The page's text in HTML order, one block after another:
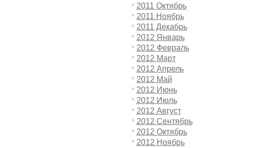
2011 Октябрь
2011 Ноябрь
2011 Декабрь
2012 Январь
2012 Февраль
2012 Март
2012 Апрель
2012 Май
2012 Июнь
2012 Июль
2012 Август
2012 Сентябрь
2012 Октябрь
2012 Ноябрь